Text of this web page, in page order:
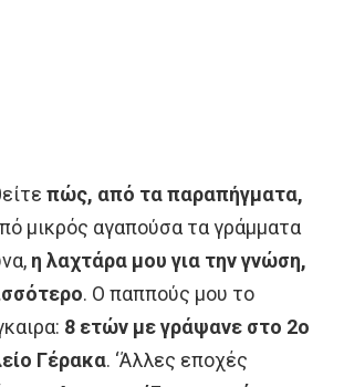
πώς, από τα παραπήγματα,
μικρός αγαπούσα τα γράμματα
η λαχτάρα μου για την γνώση,
. Ο παππούς μου το
8 ετών με γράψανε στο 2ο
Γέρακα. ‘Άλλες εποχές